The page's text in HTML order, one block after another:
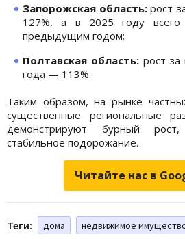
Запорожская область:рост
127%, а в 2025 году
предыдущим годом;
Полтавская область:рост за
года — 113%.
Таким образом, на рынке
существенные региональные
демонстрируют бурный
стабильное подорожание.
Читайте нас в
Теги: дома недвижимое